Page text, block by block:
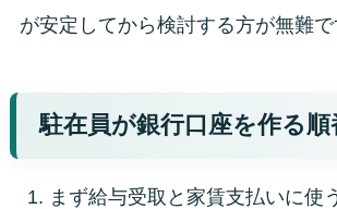
が安定してから検討する方が無難で
駐在員が銀行口座を作る順
まず給与受取と家賃支払いに使